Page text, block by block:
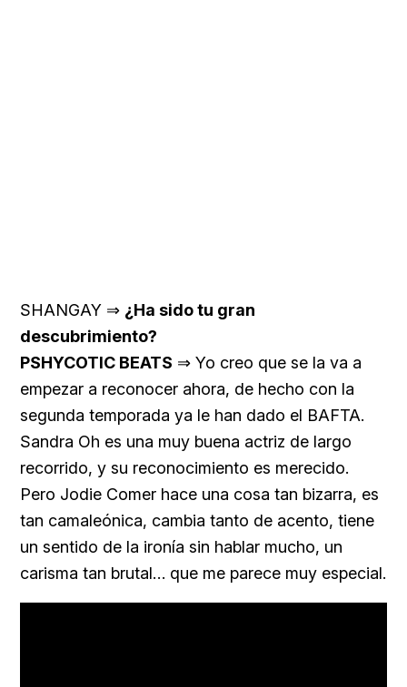
SHANGAY ⇒ ¿Ha sido tu gran
descubrimiento?
PSHYCOTIC BEATS ⇒ Yo creo que se la va a
empezar a reconocer ahora, de hecho con la
segunda temporada ya le han dado el BAFTA.
Sandra Oh es una muy buena actriz de largo
recorrido, y su reconocimiento es merecido.
Pero Jodie Comer hace una cosa tan bizarra, es
tan camaleónica, cambia tanto de acento, tiene
un sentido de la ironía sin hablar mucho, un
carisma tan brutal… que me parece muy especial.